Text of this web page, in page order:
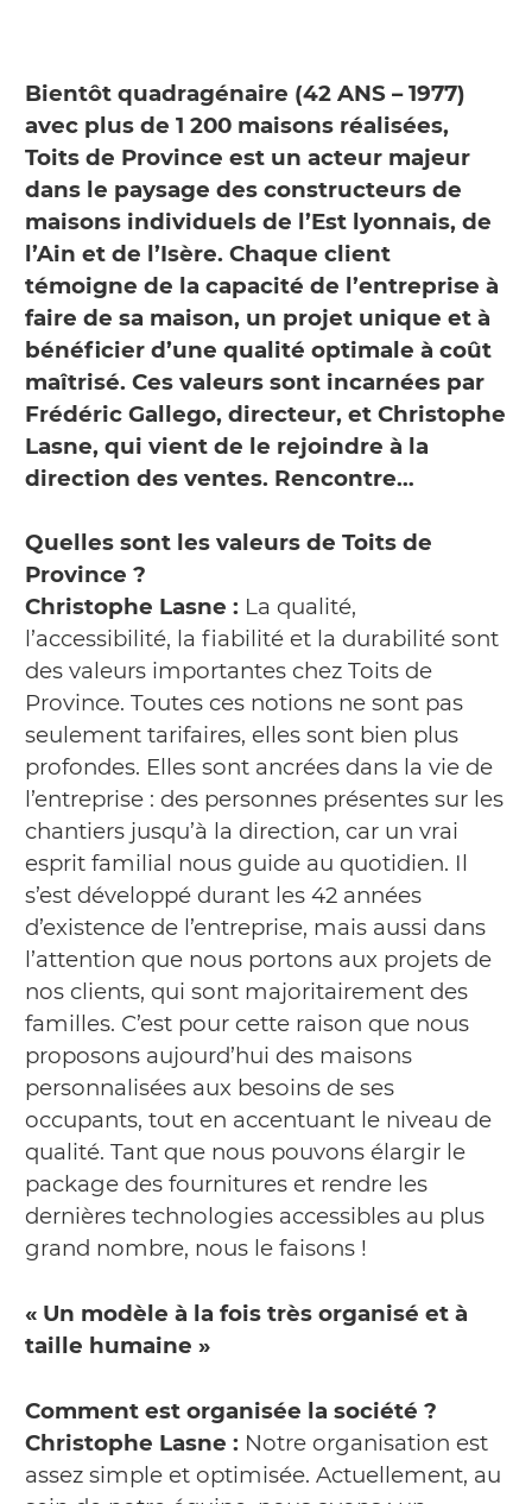
Bientôt quadragénaire (42 ANS – 1977)
avec plus de 1 200 maisons réalisées,
Toits de Province est un acteur majeur
dans le paysage des constructeurs de
maisons individuels de l’Est lyonnais, de
l’Ain et de l’Isère. Chaque client
témoigne de la capacité de l’entreprise à
faire de sa maison, un projet unique et à
bénéficier d’une qualité optimale à coût
maîtrisé. Ces valeurs sont incarnées par
Frédéric Gallego, directeur, et Christophe
Lasne, qui vient de le rejoindre à la
direction des ventes. Rencontre…
Quelles sont les valeurs de Toits de
Province ?
Christophe Lasne : La qualité,
l’accessibilité, la fiabilité et la durabilité sont
des valeurs importantes chez Toits de
Province. Toutes ces notions ne sont pas
seulement tarifaires, elles sont bien plus
profondes. Elles sont ancrées dans la vie de
l’entreprise : des personnes présentes sur les
chantiers jusqu’à la direction, car un vrai
esprit familial nous guide au quotidien. Il
s’est développé durant les 42 années
d’existence de l’entreprise, mais aussi dans
l’attention que nous portons aux projets de
nos clients, qui sont majoritairement des
familles. C’est pour cette raison que nous
proposons aujourd’hui des maisons
personnalisées aux besoins de ses
occupants, tout en accentuant le niveau de
qualité. Tant que nous pouvons élargir le
package des fournitures et rendre les
dernières technologies accessibles au plus
grand nombre, nous le faisons !
« Un modèle à la fois très organisé et à
taille humaine »
Comment est organisée la société ?
Christophe Lasne : Notre organisation est
assez simple et optimisée. Actuellement, au